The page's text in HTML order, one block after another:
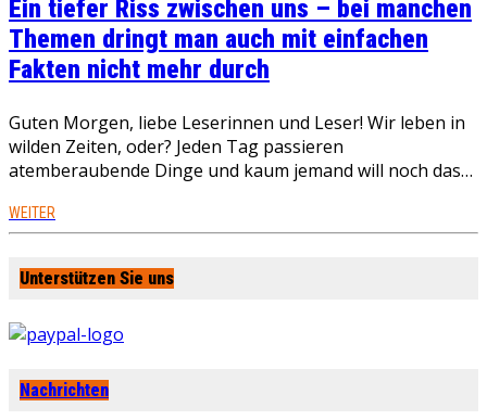
Ein tiefer Riss zwischen uns – bei manchen
Themen dringt man auch mit einfachen
Fakten nicht mehr durch
Guten Morgen, liebe Leserinnen und Leser! Wir leben in
wilden Zeiten, oder? Jeden Tag passieren
atemberaubende Dinge und kaum jemand will noch das…
WEITER
Unterstützen Sie uns
Nachrichten